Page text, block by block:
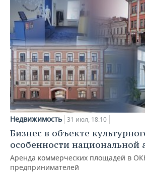
Недвижимость 31 июл, 18:10
Бизнес в объекте
особенности национальной
Аренда коммерческих площадей в
предпринимателей